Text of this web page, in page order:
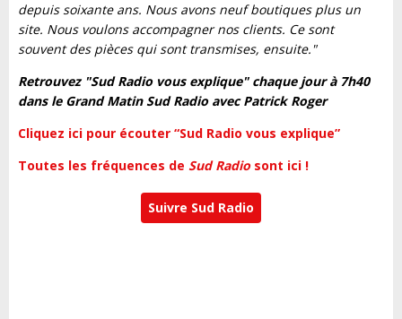
depuis soixante ans. Nous avons neuf boutiques plus un
site. Nous voulons accompagner nos clients. Ce sont
souvent des pièces qui sont transmises, ensuite."
Retrouvez "Sud Radio vous explique" chaque jour à 7h40
dans le Grand Matin Sud Radio avec Patrick Roger
Cliquez ici pour écouter “Sud Radio vous explique”
Toutes les fréquences de Sud Radio sont ici !
Suivre Sud Radio